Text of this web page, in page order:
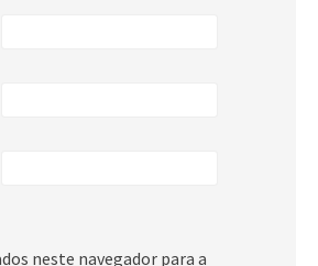
neste navegador para a